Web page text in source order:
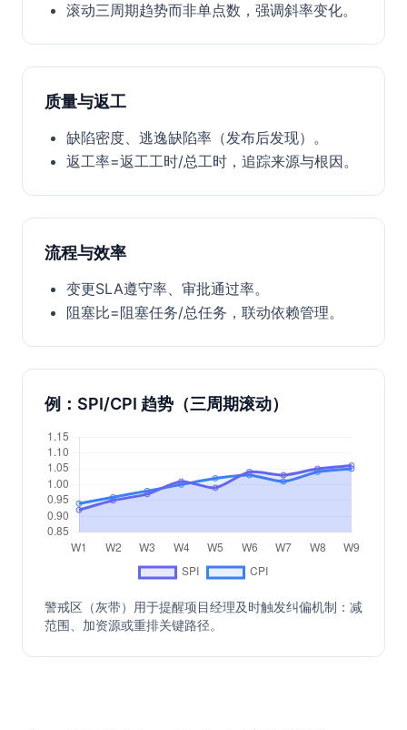
滚动三周期趋势而非单点数，强调斜率变化。
质量与返工
缺陷密度、逃逸缺陷率（发布后发现）。
返工率=返工工时/总工时，追踪来源与根因。
流程与效率
变更SLA遵守率、审批通过率。
阻塞比=阻塞任务/总任务，联动依赖管理。
例：SPI/CPI 趋势（三周期滚动）
警戒区（灰带）用于提醒项目经理及时触发纠偏机制：减
范围、加资源或重排关键路径。